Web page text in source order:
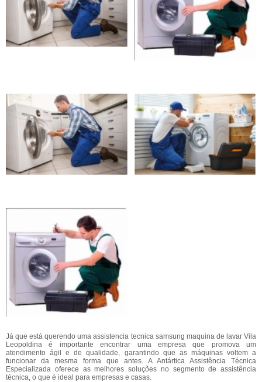
Já que está querendo uma assistencia tecnica samsung maquina de lavar Vila
Leopoldina é importante encontrar uma empresa que promova um
atendimento ágil e de qualidade, garantindo que as máquinas voltem a
funcionar da mesma forma que antes. A Antártica Assistência Técnica
Especializada oferece as melhores soluções no segmento de assistência
técnica, o que é ideal para empresas e casas.